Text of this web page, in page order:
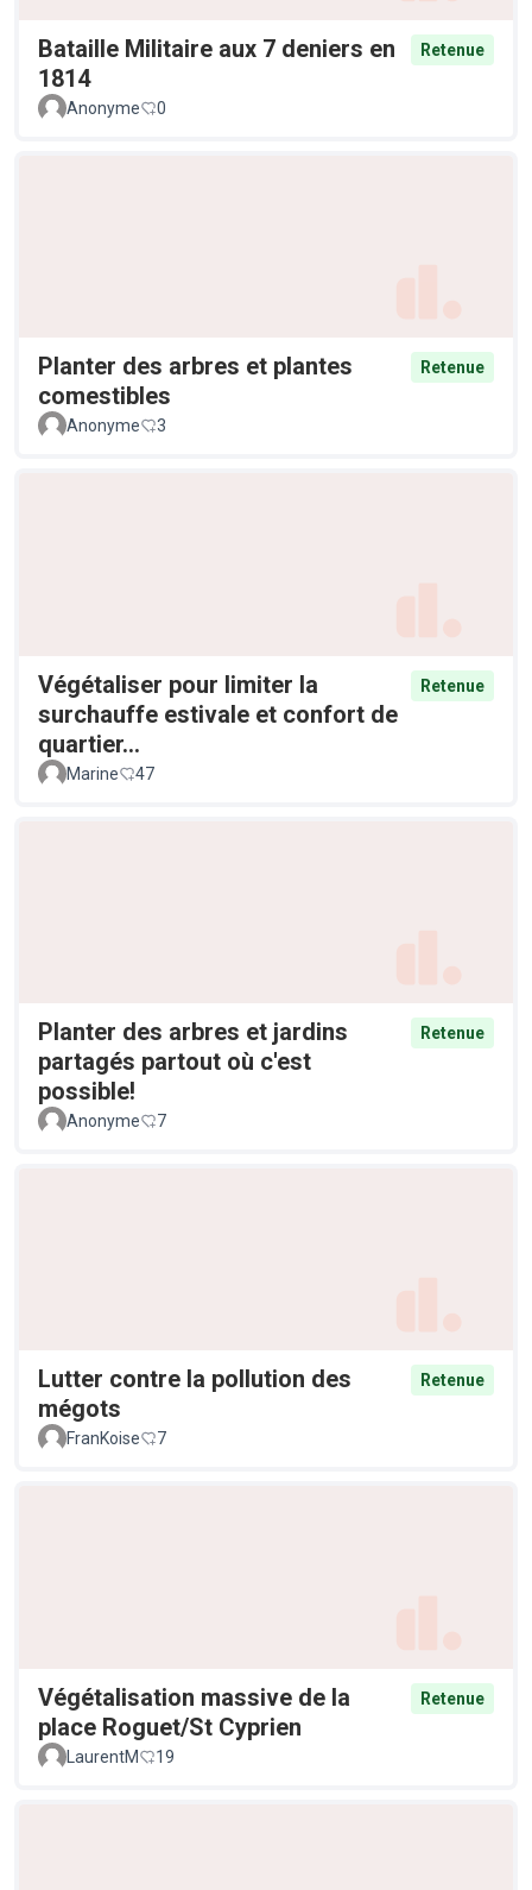
Bataille Militaire aux 7 deniers en
1814
Retenue
Anonyme 0
Planter des arbres et plantes
comestibles
Retenue
Anonyme 3
Végétaliser pour limiter la
surchauffe estivale et confort de
quartier...
Retenue
Marine 47
Planter des arbres et jardins
partagés partout où c'est
possible!
Retenue
Anonyme 7
Lutter contre la pollution des
mégots
Retenue
FranKoise 7
Végétalisation massive de la
place Roguet/St Cyprien
Retenue
LaurentM 19